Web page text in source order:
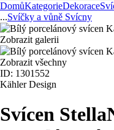
DomůKategorieDekorace
...Svíčky a vůně Svícny
Zobrazit galerii
Zobrazit všechny
ID: 1301552
Kähler Design
Svícen Stella